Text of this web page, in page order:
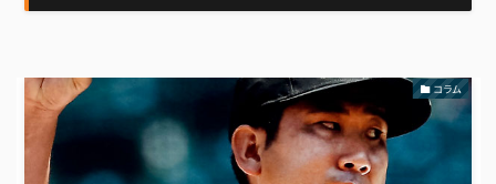
コラム